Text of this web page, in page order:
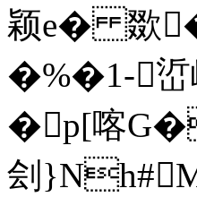
颖e� 欼
�%�1-峾
�p[喀
刽